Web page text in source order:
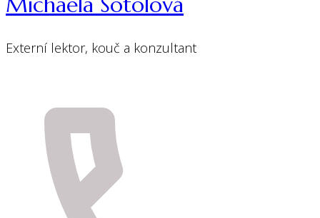
Externí lektor, kouč a konzultant